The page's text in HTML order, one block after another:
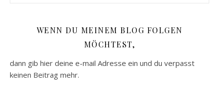
WENN DU MEINEM BLOG FOLGEN
MÖCHTEST,
dann gib hier deine e-mail Adresse ein und du verpasst
keinen Beitrag mehr.